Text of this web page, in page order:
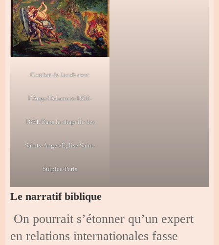
Combat de Jacob avec
l’Ange/Delacroix/1850-
1861/Dans la chapelle des
Saints-Anges/Église Saint-
Sulpice/Paris
Le narratif biblique
On pourrait s’étonner qu’un expert
en relations internationales fasse